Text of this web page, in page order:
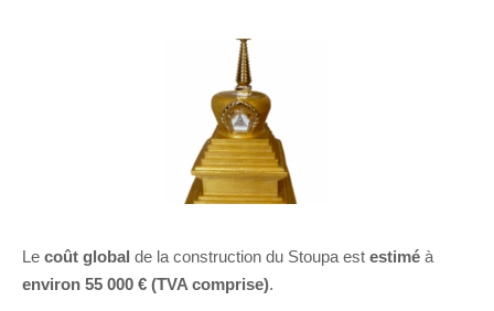
Le coût global de la construction du Stoupa est estimé à
environ 55 000 € (TVA comprise).